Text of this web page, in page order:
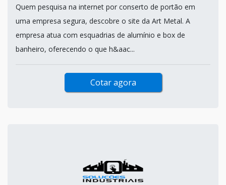
Quem pesquisa na internet por conserto de portão em
uma empresa segura, descobre o site da Art Metal. A
empresa atua com esquadrias de alumínio e box de
banheiro, oferecendo o que h&aac...
Cotar agora